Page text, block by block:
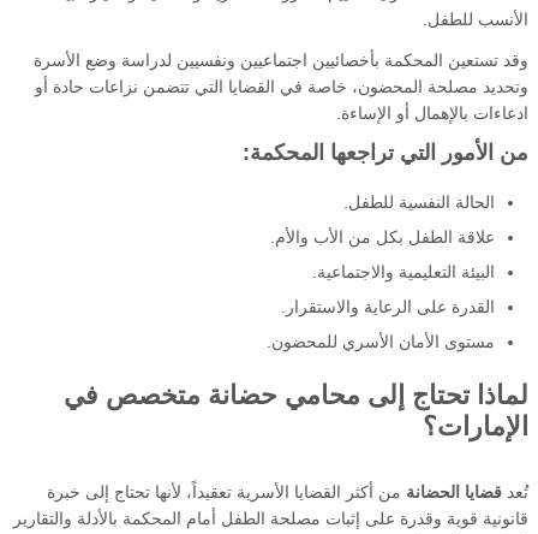
الأنسب للطفل.
وقد تستعين المحكمة بأخصائيين اجتماعيين ونفسيين لدراسة وضع الأسرة
وتحديد مصلحة المحضون، خاصة في القضايا التي تتضمن نزاعات حادة أو
ادعاءات بالإهمال أو الإساءة.
من الأمور التي تراجعها المحكمة:
الحالة النفسية للطفل.
علاقة الطفل بكل من الأب والأم.
البيئة التعليمية والاجتماعية.
القدرة على الرعاية والاستقرار.
مستوى الأمان الأسري للمحضون.
لماذا تحتاج إلى محامي حضانة متخصص في
الإمارات؟
تُعد قضايا الحضانة من أكثر القضايا الأسرية تعقيداً، لأنها تحتاج إلى خبرة
قانونية قوية وقدرة على إثبات مصلحة الطفل أمام المحكمة بالأدلة والتقارير